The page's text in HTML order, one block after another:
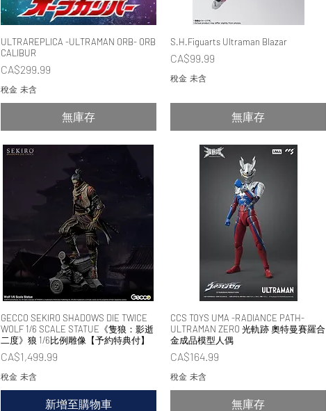
快速瀏覽
ULTRAREPLICA -ULTRAMAN ORB- ORB
CALIBUR
價格
CA$299.99
稅金 未含
無庫存
快速瀏覽
S.H.Figuarts Ultraman Blazar
價格
CA$99.99
稅金 未含
無庫存
快速瀏覽
GECCO SEKIRO SHADOWS DIE TWICE
WOLF 1/6 SCALE STATUE《隻狼：影逝
二度》狼 1/6比例雕像【予約特典付】
價格
CA$1,499.99
稅金 未含
新增至購物車
快速瀏覽
CCS TOYS UMA -RADIANCE PATH-
ULTRAMAN ZERO 光軌跡 奧特曼賽羅合
金成品模型人偶
價格
CA$164.99
稅金 未含
無庫存